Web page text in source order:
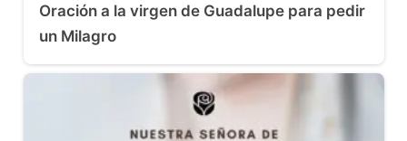
Oración a la virgen de Guadalupe para pedir
un Milagro